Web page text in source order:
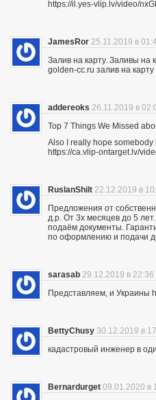
https://il.yes-vlip.lv/video/
JamesRor 25.11.2019 в
Залив на карту. Заливы на
golden-cc.ru залив на карту
addereoks 26.11.2019 в
Top 7 Things We Missed
Also I really hope
https://ca.vlip-ontarget.lv/
RuslanShilt 22.12.2019 в
Предложения от
д.р. От 3х месяцев до 5
подаём документы.
по оформлению и подачи
sarasab 29.12.2019 в 22:36
Представляем, и Украины
BettyChusy 30.12.2019 в
кадастровый инженер в
Bernardurget 09.01.2020 в